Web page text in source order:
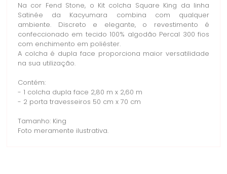
Na cor Fend Stone, o Kit colcha Square King da linha
Satinée da Kacyumara combina com qualquer
ambiente. Discreto e elegante, o revestimento é
confeccionado em tecido 100% algodão Percal 300 fios
com enchimento em poliéster.
A colcha é dupla face proporciona maior versatilidade
na sua utilização.
Contém:
- 1 colcha dupla face 2,80 m x 2,60 m
- 2 porta travesseiros 50 cm x 70 cm
Tamanho: King
Foto meramente ilustrativa.